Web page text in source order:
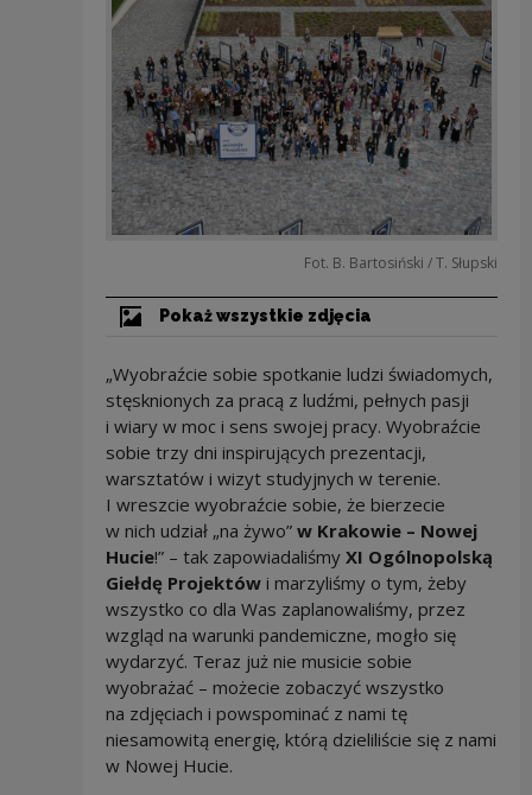
Fot. B. Bartosiński / T. Słupski
Pokaż wszystkie zdjęcia
„Wyobraźcie sobie spotkanie ludzi świadomych,
stęsknionych za pracą z ludźmi, pełnych pasji
i wiary w moc i sens swojej pracy. Wyobraźcie
sobie trzy dni inspirujących prezentacji,
warsztatów i wizyt studyjnych w terenie.
I wreszcie wyobraźcie sobie, że bierzecie
w nich udział „na żywo”w Krakowie – Nowej
Hucie!” – tak zapowiadaliśmyXI Ogólnopolską
Giełdę Projektówi marzyliśmy o tym, żeby
wszystko co dla Was zaplanowaliśmy, przez
wzgląd na warunki pandemiczne, mogło się
wydarzyć. Teraz już nie musicie sobie
wyobrażać – możecie zobaczyć wszystko
na zdjęciach i powspominać z nami tę
niesamowitą energię, którą dzieliliście się z nami
w Nowej Hucie.